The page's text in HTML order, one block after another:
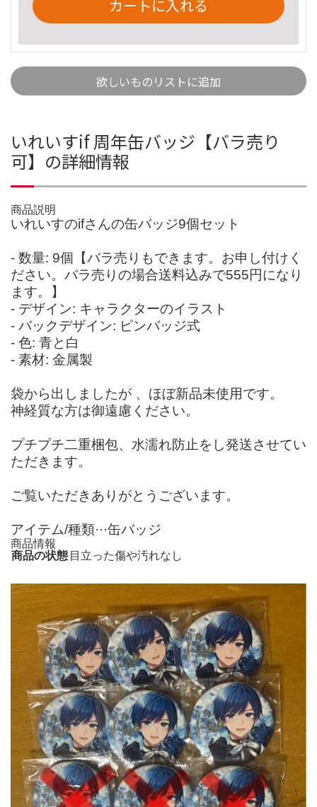
カートに入れる
欲しいものリストに追加
いれいすif 周年缶バッジ【バラ売り
可】の詳細情報
商品説明
いれいすのifさんの缶バッジ9個セット
- 数量: 9個【バラ売りもできます。お申し付けく
ださい。バラ売りの場合送料込みで555円になり
ます。】
- デザイン: キャラクターのイラスト
- バックデザイン: ピンバッジ式
- 色: 青と白
- 素材: 金属製
袋から出しましたが 、ほぼ新品未使用です。
神経質な方は御遠慮ください。
プチプチ二重梱包、水濡れ防止をし発送させてい
ただきます。
ご覧いただきありがとうございます。
アイテム/種類···缶バッジ
商品情報
商品の状態 目立った傷や汚れなし